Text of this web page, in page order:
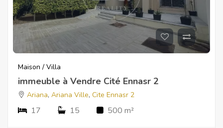
Maison / Villa
immeuble à Vendre Cité Ennasr 2
Ariana, Ariana Ville, Cite Ennasr 2
17 15 500 m²